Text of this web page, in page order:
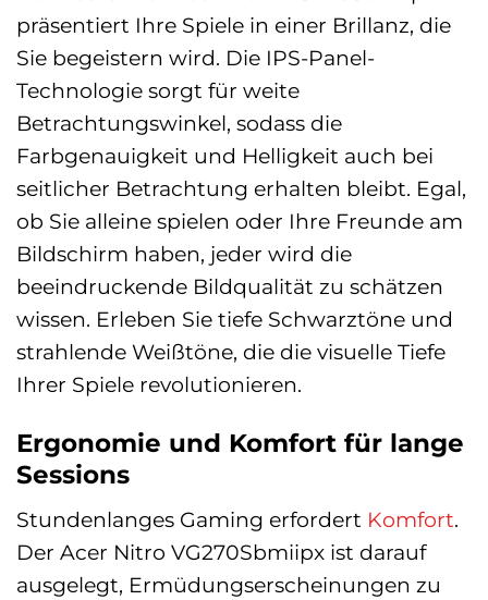
präsentiert Ihre Spiele in einer Brillanz, die
Sie begeistern wird. Die IPS-Panel-
Technologie sorgt für weite
Betrachtungswinkel, sodass die
Farbgenauigkeit und Helligkeit auch bei
seitlicher Betrachtung erhalten bleibt. Egal,
ob Sie alleine spielen oder Ihre Freunde am
Bildschirm haben, jeder wird die
beeindruckende Bildqualität zu schätzen
wissen. Erleben Sie tiefe Schwarztöne und
strahlende Weißtöne, die die visuelle Tiefe
Ihrer Spiele revolutionieren.
Ergonomie und Komfort für lange
Sessions
Stundenlanges Gaming erfordert Komfort.
Der Acer Nitro VG270Sbmiipx ist darauf
ausgelegt, Ermüdungserscheinungen zu